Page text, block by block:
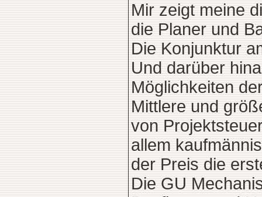
Mir zeigt meine
die Planer und
Die Konjunktur
Und darüber
Möglichkeiten
Mittlere und
von
allem
der Preis die
Die GU